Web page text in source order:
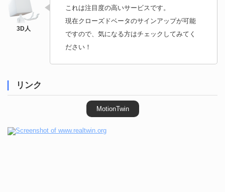
これは注目度の高いサービスです。
現在クローズドベータのサインアップが可能
ですので、気になる方はチェックしてみてく
ださい！
リンク
MotionTwin